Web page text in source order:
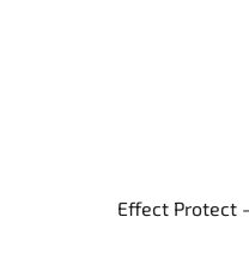
Effect Protect